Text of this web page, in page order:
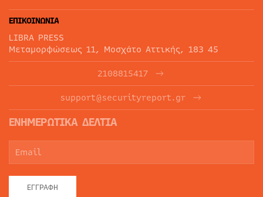
ΕΠΙΚΟΙΝΩΝΙΑ
LIBRA PRESS
Μεταμορφώσεως 11, Μοσχάτο Αττικής, 183 45
2108815417
support@securityreport.gr
ΕΝΗΜΕΡΩΤΙΚΑ ΔΕΛΤΙΑ
ΕΓΓΡΑΦΉ